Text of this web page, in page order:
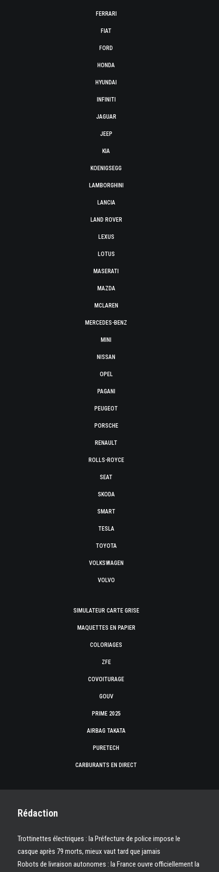
FERRARI
FIAT
FORD
HONDA
HYUNDAI
INFINITI
JAGUAR
JEEP
KIA
KOENIGSEGG
LAMBORGHINI
LANCIA
LAND ROVER
LEXUS
LOTUS
MASERATI
MAZDA
MCLAREN
MERCEDES-BENZ
MINI
NISSAN
OPEL
PAGANI
PEUGEOT
PORSCHE
RENAULT
ROLLS-ROYCE
SEAT
SKODA
SMART
TESLA
TOYOTA
VOLKSWAGEN
VOLVO
SIMULATEUR CARTE GRISE
MAQUETTES EN PAPIER
COLORIAGES
ZFE
COVOITURAGE
GOUV
PRIME 2025
AIRBAG TAKATA
PURETECH
CARBURANTS EN DIRECT
Rédaction
Trottinettes électriques : la Préfecture de police impose le
casque après 79 morts, mieux vaut tard que jamais
Robots de livraison autonomes : la France ouvre officiellement la